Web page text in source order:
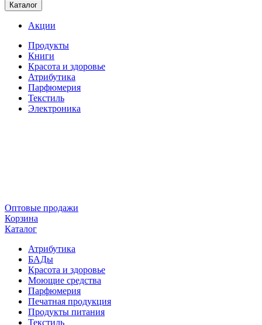
Каталог
Акции
Продукты
Книги
Красота и здоровье
Атрибутика
Парфюмерия
Текстиль
Электроника
Оптовые продажи
Корзина
Каталог
Атрибутика
БАДы
Красота и здоровье
Моющие средства
Парфюмерия
Печатная продукция
Продукты питания
Текстиль